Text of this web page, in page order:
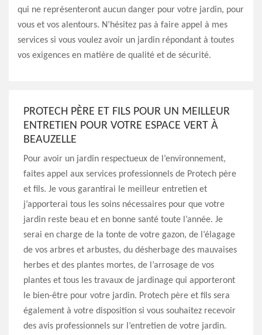
qui ne représenteront aucun danger pour votre jardin, pour
vous et vos alentours. N’hésitez pas à faire appel à mes
services si vous voulez avoir un jardin répondant à toutes
vos exigences en matière de qualité et de sécurité.
PROTECH PÈRE ET FILS POUR UN MEILLEUR
ENTRETIEN POUR VOTRE ESPACE VERT À
BEAUZELLE
Pour avoir un jardin respectueux de l’environnement,
faites appel aux services professionnels de Protech père
et fils. Je vous garantirai le meilleur entretien et
j’apporterai tous les soins nécessaires pour que votre
jardin reste beau et en bonne santé toute l’année. Je
serai en charge de la tonte de votre gazon, de l’élagage
de vos arbres et arbustes, du désherbage des mauvaises
herbes et des plantes mortes, de l’arrosage de vos
plantes et tous les travaux de jardinage qui apporteront
le bien-être pour votre jardin. Protech père et fils sera
également à votre disposition si vous souhaitez recevoir
des avis professionnels sur l’entretien de votre jardin.